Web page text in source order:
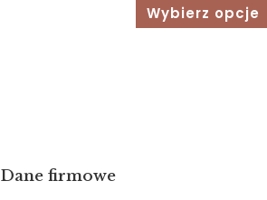
Wybierz opcje
Dane firmowe